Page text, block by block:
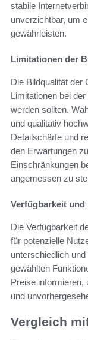
stabile
unverzichtbar, um
gewährleisten.
Limitationen der
Die Bildqualität der
Limitationen bei
werden sollten.
und qualitativ
Detailschärfe und
den Erwartungen
Einschränkungen
angemessen zu
Verfügbarkeit
Die Verfügbarkeit
für potenzielle
unterschiedlich
gewählten
Preise informieren,
und
Vergleich